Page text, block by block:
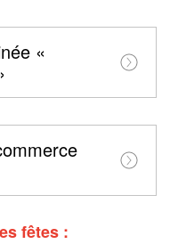
«
fêtes :